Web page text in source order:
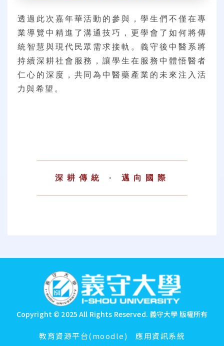
透過此次嘉年華活動的參與，學生們不僅在專
業導覽中精進了溝通技巧，更學會了如何將傳
統智慧與現代民眾需求接軌。義守後中醫系將
持續深耕社會服務，讓學生在服務中體悟醫者
仁心的深度，共同為中醫藥產業的未來注入活
力與希望。
深耕傳統 · 邁向國際
Copyright © 2025 All Rights Reserved. 義守大學 版權所有
教育資源平台(moodle) 應用資訊系統